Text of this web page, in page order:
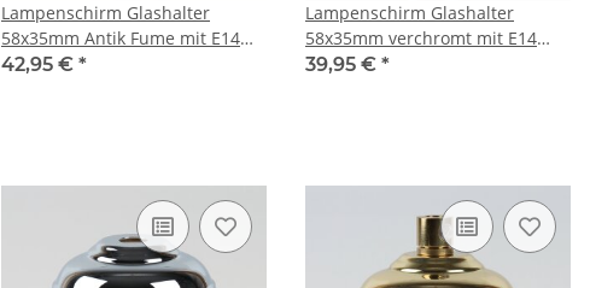
Lampenschirm Glashalter
58x35mm Antik Fume mit E14
Fassung
42,95 € *
Lampenschirm Glashalter
58x35mm verchromt mit E14
Fassung
39,95 € *